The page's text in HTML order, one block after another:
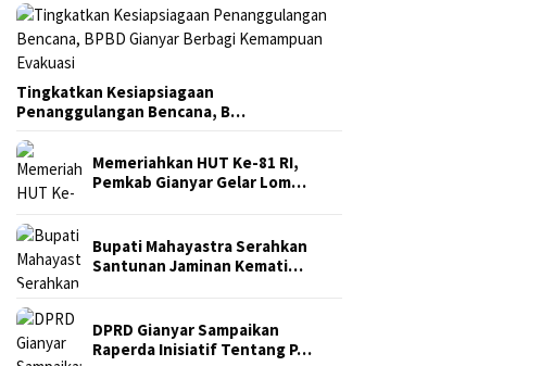
Tingkatkan Kesiapsiagaan
Penanggulangan Bencana, B…
Memeriahkan HUT Ke-81 RI,
Pemkab Gianyar Gelar Lom…
Bupati Mahayastra Serahkan
Santunan Jaminan Kemati…
DPRD Gianyar Sampaikan
Raperda Inisiatif Tentang P…